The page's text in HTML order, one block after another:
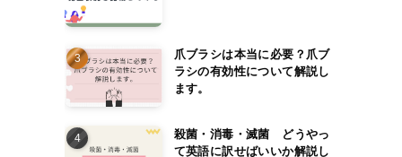
爪ブラシは本当に必要？爪ブ
ラシの有効性について解説し
ます。
殺菌・消毒・滅菌 どうやっ
て英語に訳せばいいか解説し